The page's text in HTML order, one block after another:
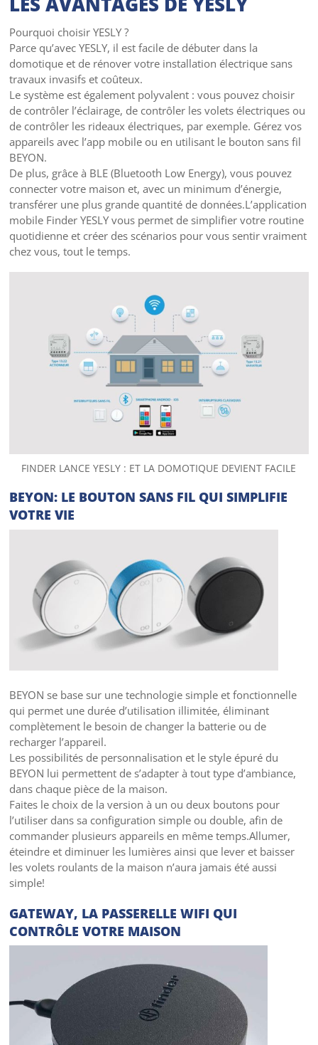
Pourquoi choisirYESLY?
Parce qu’avec YESLY, il est facile de débuter dans la
domotique et de rénover votre installation électrique sans
travaux invasifs et coûteux.
Le système est également polyvalent : vous pouvez choisir
de contrôler l’éclairage, de contrôler les volets électriques ou
de contrôler les rideaux électriques, par exemple. Gérez vos
appareils avec l’app mobile ou en utilisant le bouton sans fil
BEYON.
De plus, grâce à BLE (Bluetooth Low Energy), vous pouvez
connecter votre maison et, avec un minimum d’énergie,
transférer une plus grande quantité de données.L’application
mobile Finder YESLY vous permet de simplifier votre routine
quotidienne et créer des scénarios pour vous sentir vraiment
chez vous, tout le temps.
FINDER LANCE YESLY : ET LA DOMOTIQUE DEVIENT FACILE
BEYON: LE BOUTON SANS FIL QUI SIMPLIFIE
VOTRE VIE
BEYON se base sur une technologie simple et fonctionnelle
qui permet une durée d’utilisation illimitée, éliminant
complètement le besoin de changer la batterie ou de
recharger l’appareil.
Les possibilités de personnalisation et le style épuré du
BEYON lui permettent de s’adapter à tout type d’ambiance,
dans chaque pièce de la maison.
Faites le choix de la version à un ou deux boutons pour
l’utiliser dans sa configuration simple ou double, afin de
commander plusieurs appareils en même temps.Allumer,
éteindre et diminuer les lumières ainsi que lever et baisser
les volets roulants de la maison n’aura jamais été aussi
simple!
GATEWAY, LA PASSERELLE WIFI QUI
CONTRÔLE VOTRE MAISON